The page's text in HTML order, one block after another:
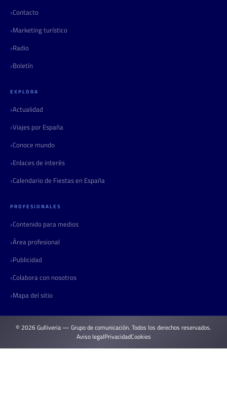
Contacto
Marketing turístico
Radio
Boletín
EXPLORA
Actualidad
Viajes por España
Conoce mundo
Enlaces de interés
Calendario de Fiestas en España
PROFESIONALES
Contenido para medios
Área profesional
Publicidad
Colabora con nosotros
Mapa del sitio
© 2026 Gulliveria — Grupo de comunicación. Todos los derechos reservados.
Aviso legalPrivacidadCookies